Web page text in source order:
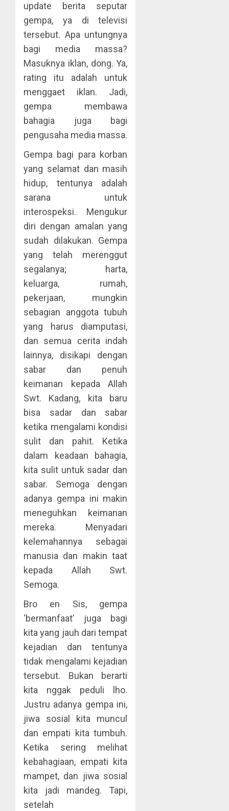
update berita seputar
gempa, ya di televisi
tersebut. Apa untungnya
bagi media massa?
Masuknya iklan, dong. Ya,
rating itu adalah untuk
menggaet iklan. Jadi,
gempa membawa
bahagia juga bagi
pengusaha media massa.
Gempa bagi para korban
yang selamat dan masih
hidup, tentunya adalah
sarana untuk
interospeksi. Mengukur
diri dengan amalan yang
sudah dilakukan. Gempa
yang telah merenggut
segalanya; harta,
keluarga, rumah,
pekerjaan, mungkin
sebagian anggota tubuh
yang harus diamputasi,
dan semua cerita indah
lainnya, disikapi dengan
sabar dan penuh
keimanan kepada Allah
Swt. Kadang, kita baru
bisa sadar dan sabar
ketika mengalami kondisi
sulit dan pahit. Ketika
dalam keadaan bahagia,
kita sulit untuk sadar dan
sabar. Semoga dengan
adanya gempa ini makin
meneguhkan keimanan
mereka. Menyadari
kelemahannya sebagai
manusia dan makin taat
kepada Allah Swt.
Semoga.
Bro en Sis, gempa
‘bermanfaat’ juga bagi
kita yang jauh dari tempat
kejadian dan tentunya
tidak mengalami kejadian
tersebut. Bukan berarti
kita nggak peduli lho.
Justru adanya gempa ini,
jiwa sosial kita muncul
dan empati kita tumbuh.
Ketika sering melihat
kebahagiaan, empati kita
mampet, dan jiwa sosial
kita jadi mandeg. Tapi,
setelah